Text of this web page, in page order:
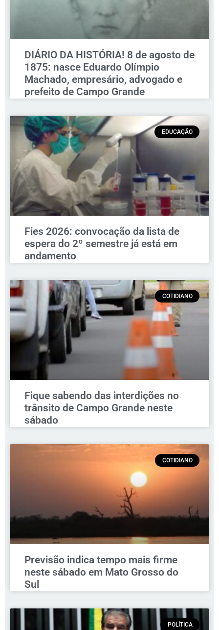
DIÁRIO DA HISTÓRIA! 8 de agosto de
1875: nasce Eduardo Olímpio
Machado, empresário, advogado e
prefeito de Campo Grande
EDUCAÇÃO
Fies 2026: convocação da lista de
espera do 2º semestre já está em
andamento
COTIDIANO
Fique sabendo das interdições no
trânsito de Campo Grande neste
sábado
COTIDIANO
Previsão indica tempo mais firme
neste sábado em Mato Grosso do
Sul
POLÍTICA